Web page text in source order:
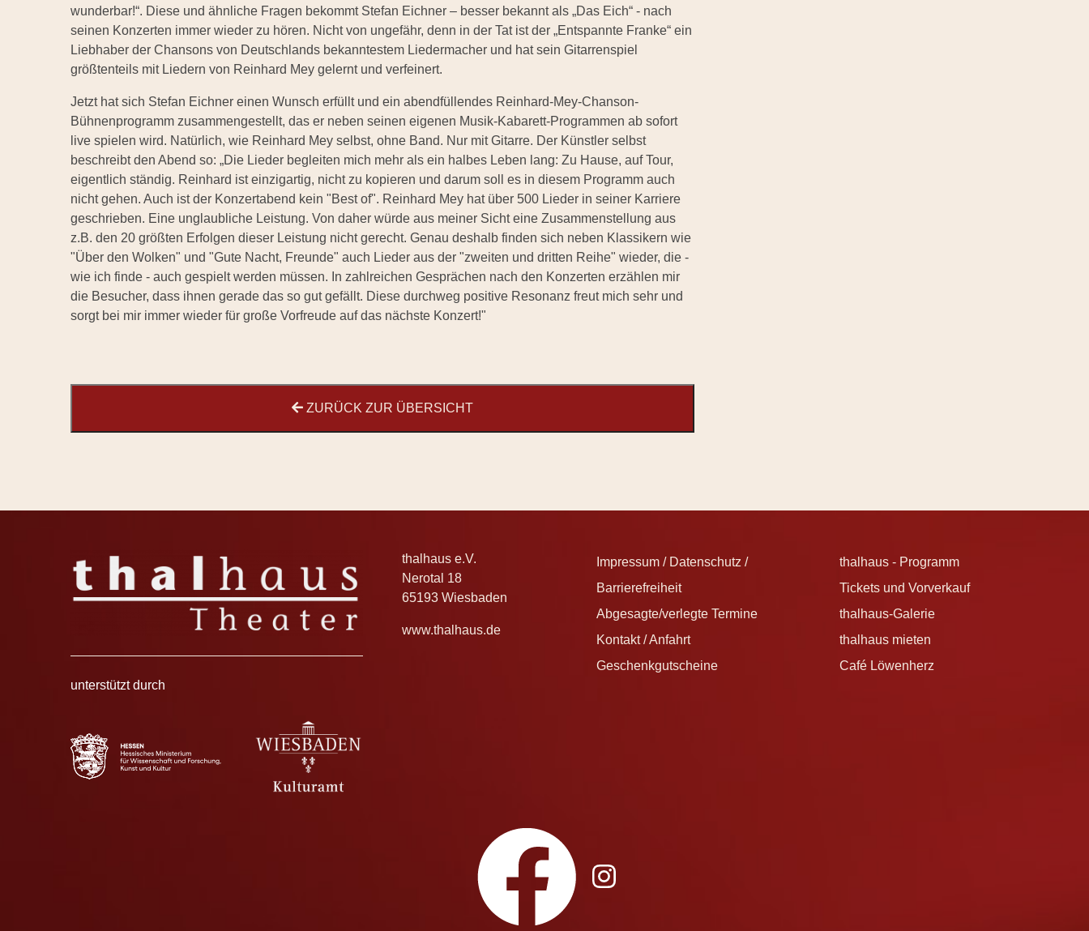
wunderbar!“. Diese und ähnliche Fragen bekommt Stefan Eichner – besser bekannt als „Das Eich“ - nach
seinen Konzerten immer wieder zu hören. Nicht von ungefähr, denn in der Tat ist der „Entspannte Franke“ ein
Liebhaber der Chansons von Deutschlands bekanntestem Liedermacher und hat sein Gitarrenspiel
größtenteils mit Liedern von Reinhard Mey gelernt und verfeinert.
Jetzt hat sich Stefan Eichner einen Wunsch erfüllt und ein abendfüllendes Reinhard-Mey-Chanson-
Bühnenprogramm zusammengestellt, das er neben seinen eigenen Musik-Kabarett-Programmen ab sofort
live spielen wird. Natürlich, wie Reinhard Mey selbst, ohne Band. Nur mit Gitarre. Der Künstler selbst
beschreibt den Abend so: „Die Lieder begleiten mich mehr als ein halbes Leben lang: Zu Hause, auf Tour,
eigentlich ständig. Reinhard ist einzigartig, nicht zu kopieren und darum soll es in diesem Programm auch
nicht gehen. Auch ist der Konzertabend kein "Best of". Reinhard Mey hat über 500 Lieder in seiner Karriere
geschrieben. Eine unglaubliche Leistung. Von daher würde aus meiner Sicht eine Zusammenstellung aus
z.B. den 20 größten Erfolgen dieser Leistung nicht gerecht. Genau deshalb finden sich neben Klassikern wie
"Über den Wolken" und "Gute Nacht, Freunde" auch Lieder aus der "zweiten und dritten Reihe" wieder, die -
wie ich finde - auch gespielt werden müssen. In zahlreichen Gesprächen nach den Konzerten erzählen mir
die Besucher, dass ihnen gerade das so gut gefällt. Diese durchweg positive Resonanz freut mich sehr und
sorgt bei mir immer wieder für große Vorfreude auf das nächste Konzert!"
ZURÜCK ZUR ÜBERSICHT
unterstützt durch
thalhaus e.V.
Nerotal 18
65193 Wiesbaden
www.thalhaus.de
Impressum / Datenschutz /
Barrierefreiheit
Abgesagte/verlegte Termine
Kontakt / Anfahrt
Geschenkgutscheine
thalhaus - Programm
Tickets und Vorverkauf
thalhaus-Galerie
thalhaus mieten
Café Löwenherz